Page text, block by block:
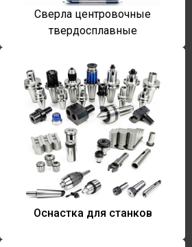
Сверла центровочные
твердосплавные
Оснастка для станков